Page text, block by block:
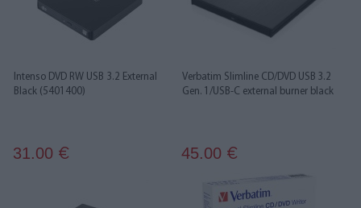
Intenso DVD RW USB 3.2 External
Black (5401400)
31.00 €
Verbatim Slimline CD/DVD USB 3.2
Gen. 1/USB‑C external burner black
45.00 €